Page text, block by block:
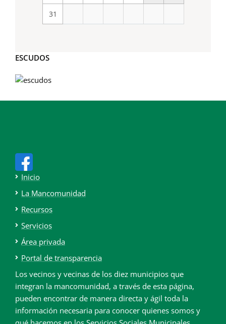
31
ESCUDOS
Inicio
La Mancomunidad
Recursos
Servicios
Área privada
Portal de transparencia
Los vecinos y vecinas de los diez municipios que
integran la mancomunidad, a través de esta página,
pueden encontrar de manera directa y ágil toda la
información necesaria para conocer quienes somos y